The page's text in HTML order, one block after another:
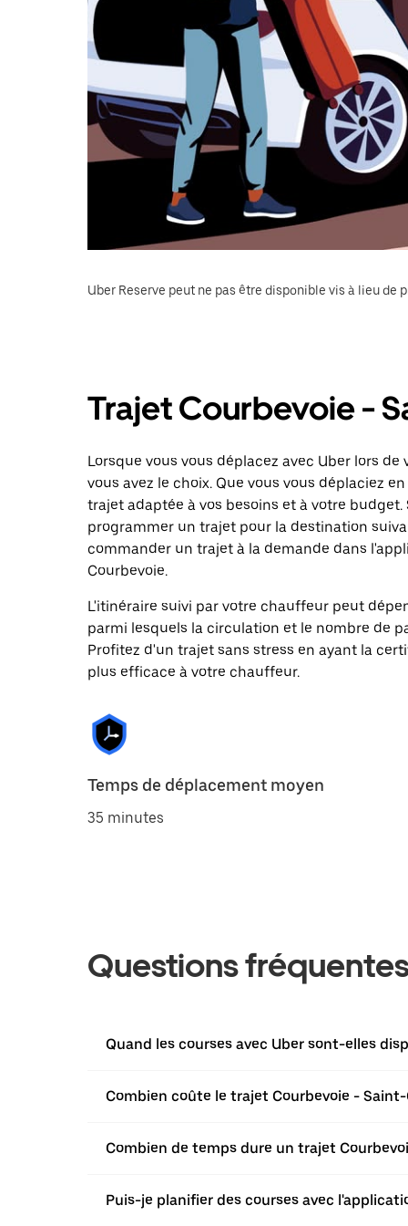
Uber Reserve peut ne pas être disponible vis à lieu de
Trajet Courbevoie -
Lorsque vous vous déplacez avec Uber lors
vous avez le choix. Que vous vous déplaciez
trajet adaptée à vos besoins et à votre
programmer un trajet pour la destination
commander un trajet à la demande dans
Courbevoie.
L'itinéraire suivi par votre chauffeur peut
parmi lesquels la circulation et le nombre de
Profitez d'un trajet sans stress en ayant la
plus efficace à votre chauffeur.
Temps de déplacement moyen
35 minutes
Questions
Quand les courses avec Uber sont-elles
Combien coûte le trajet Courbevoie -
Combien de temps dure un trajet
Puis-je planifier des courses avec